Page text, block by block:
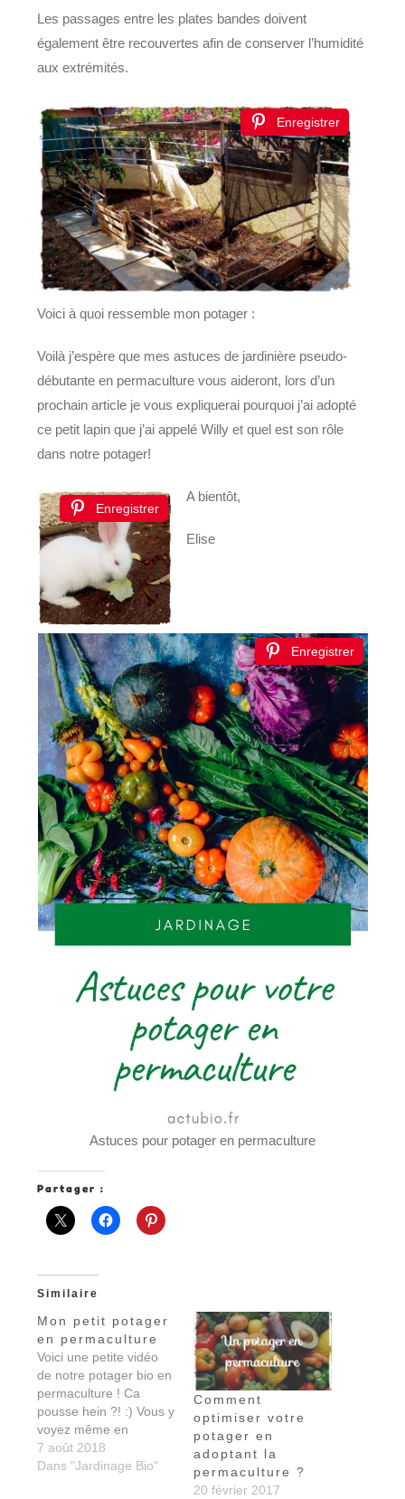
Les passages entre les plates bandes doivent
également être recouvertes afin de conserver l’humidité
aux extrémités.
Enregistrer
Voici à quoi ressemble mon potager :
Voilà j’espère que mes astuces de jardinière pseudo-
débutante en permaculture vous aideront, lors d’un
prochain article je vous expliquerai pourquoi j’ai adopté
ce petit lapin que j’ai appelé Willy et quel est son rôle
dans notre potager!
Enregistrer
A bientôt,
Elise
Enregistrer
Astuces pour potager en permaculture
Partager :
Similaire
Mon petit potager
en permaculture
Voici une petite vidéo
de notre potager bio en
permaculture ! Ca
pousse hein ?! :) Vous y
voyez même en
exclusivité notre bassin
a tortues! Bon
7 août 2018
Dans "Jardinage Bio"
Comment
optimiser votre
potager en
adoptant la
permaculture ?
20 février 2017